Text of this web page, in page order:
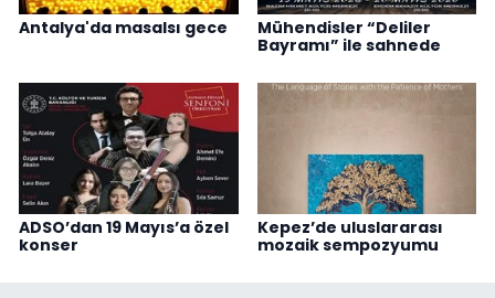
Antalya'da masalsı gece
Mühendisler “Deliler
Bayramı” ile sahnede
ADSO’dan 19 Mayıs’a özel
konser
Kepez’de uluslararası
mozaik sempozyumu